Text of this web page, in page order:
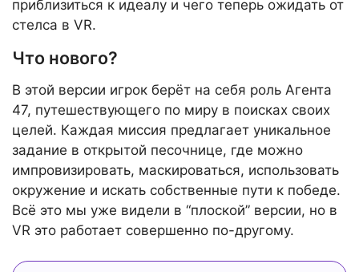
приблизиться к идеалу и чего теперь ожидать от
стелса в VR.
Что нового?
В этой версии игрок берёт на себя роль Агента
47, путешествующего по миру в поисках своих
целей. Каждая миссия предлагает уникальное
задание в открытой песочнице, где можно
импровизировать, маскироваться, использовать
окружение и искать собственные пути к победе.
Всё это мы уже видели в “плоской” версии, но в
VR это работает совершенно по-другому.